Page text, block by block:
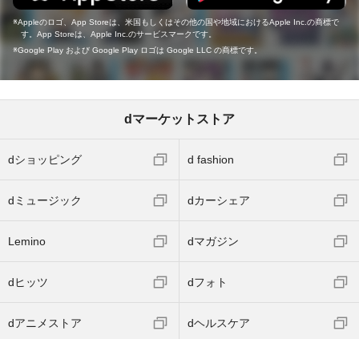
Appleのロゴ、App Storeは、米国もしくはその他の国や地域におけるApple Inc.の商標で
す。App Storeは、Apple Inc.のサービスマークです。
Google Play および Google Play ロゴは Google LLC の商標です。
dマーケットストア
dショッピング d fashion
dミュージック dカーシェア
Lemino dマガジン
dヒッツ dフォト
dアニメストア dヘルスケア